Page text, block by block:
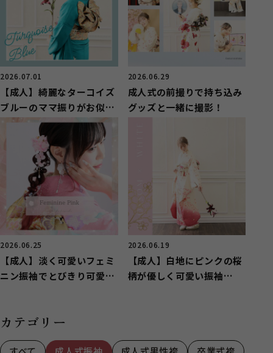
2026.07.01
【成人】綺麗なターコイズ
ブルーのママ振りがお似合
いのお嬢様【長泉町】
2026.06.29
成人式の前撮りで持ち込み
グッズと一緒に撮影！
2026.06.25
【成人】淡く可愛いフェミ
ニン振袖でとびきり可愛
2026.06.19
【成人】白地にピンクの桜
柄が優しく可愛い振袖
カテゴリー